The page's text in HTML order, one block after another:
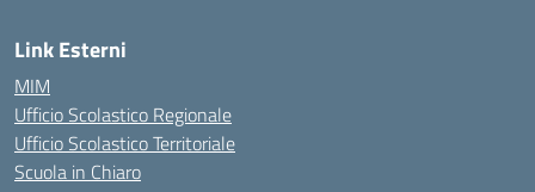
Link Esterni
MIM
Ufficio Scolastico Regionale
Ufficio Scolastico Territoriale
Scuola in Chiaro